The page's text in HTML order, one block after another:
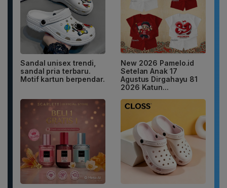
Sandal unisex trendi,
sandal pria terbaru.
Motif kartun berpendar.
New 2026 Pamelo.id
Setelan Anak 17
Agustus Dirgahayu 81
2026 Katun...